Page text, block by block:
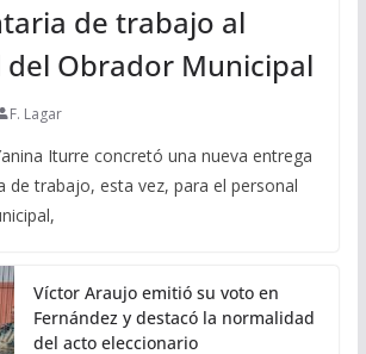
de trabajo al
del Obrador Municipal
F. Lagar
Iturre concretó una nueva entrega
de trabajo, esta vez, para el personal
Víctor Araujo emitió su voto en
Fernández y destacó la normalidad
del acto eleccionario